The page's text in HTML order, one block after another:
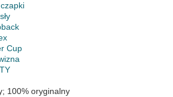
Cup
100% oryginalny